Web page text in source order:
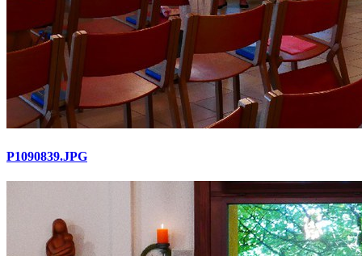
P1090839.JPG